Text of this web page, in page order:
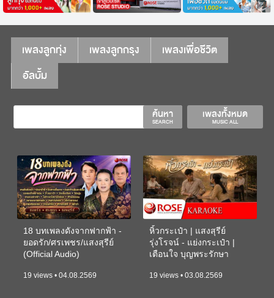
เพลงลูกทุ่ง เพลงลูกกรุง
เพลงเพื่อชีวิต
อัลบั้ม
เพลงทั้งหมด
MUSIC ALL
ค้นหา
SEARCH
18 บทเพลงดังจากฟากฟ้า -
ยอดรัก/ศรเพชร/แสงสุรีย์
(Official Audio)
19 views • 04.08.2569
หิ้วกระเป๋า | แสงสุรีย์
รุ่งโรจน์ - แย่งกระเป๋า |
เตือนใจ บุญพระรักษา
19 views • 03.08.2569